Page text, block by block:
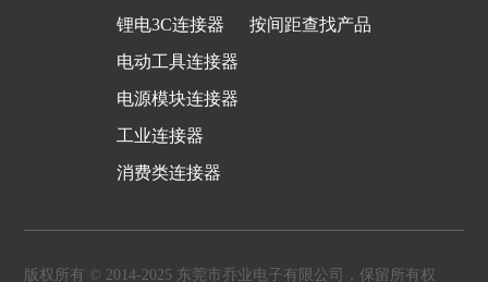
锂电3C连接器
电动工具连接器
电源模块连接器
工业连接器
消费类连接器
按间距查找产品
版权所有 © 2014-2025 东莞市乔业电子有限公司，保留所有权